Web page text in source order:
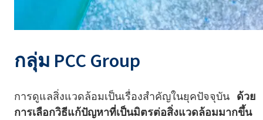
กลุ่ม PCC Group
การดูแลสิ่งแวดล้อมเป็นเรื่องสำคัญในยุคปัจจุบัน ด้วย
การเลือกวิธีแก้ปัญหาที่เป็นมิตรต่อสิ่งแวดล้อมมากขึ้น